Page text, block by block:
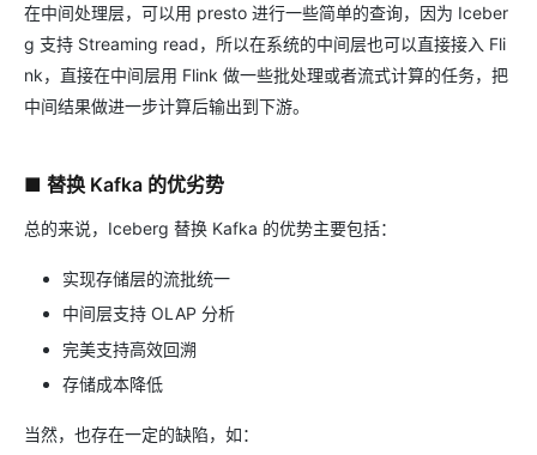
在中间处理层，可以用 presto 进行一些简单的查询，因为 Iceber
g 支持 Streaming read，所以在系统的中间层也可以直接接入 Fli
nk，直接在中间层用 Flink 做一些批处理或者流式计算的任务，把
中间结果做进一步计算后输出到下游。
■ 替换 Kafka 的优劣势
总的来说，Iceberg 替换 Kafka 的优势主要包括：
实现存储层的流批统一
中间层支持 OLAP 分析
完美支持高效回溯
存储成本降低
当然，也存在一定的缺陷，如：